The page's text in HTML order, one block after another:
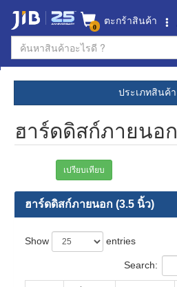
0 ตะกร้าสินค้า
ประเภทสินค้า
ฮาร์ดดิสก์ภายนอก
เปรียบเทียบ
ฮาร์ดดิสก์ภายนอก (3.5 นิ้ว)
Show entries
Search: